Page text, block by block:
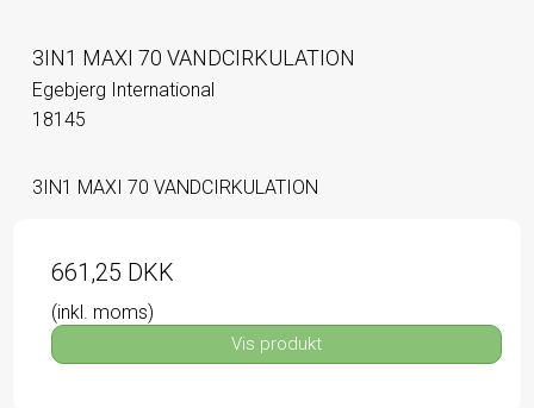
3IN1 MAXI 70 VANDCIRKULATION
Egebjerg International
18145
3IN1 MAXI 70 VANDCIRKULATION
661,25 DKK
(inkl. moms)
Vis produkt